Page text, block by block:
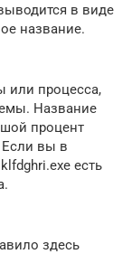
в виде
название.
или процесса,
Название
процент
Если вы в
есть
здесь